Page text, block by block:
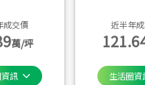
成交價
萬/坪
訊
近半年
生活圈資